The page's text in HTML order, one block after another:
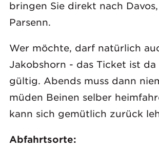
bringen Sie direkt nach
Parsenn.
Wer möchte, darf natürlich
Jakobshorn - das Ticket ist da
gültig. Abends muss dann
müden Beinen selber
kann sich gemütlich zurück
Abfahrtsorte: